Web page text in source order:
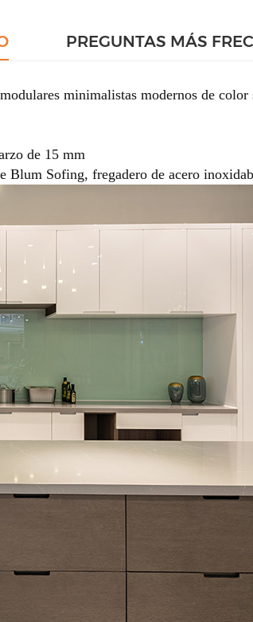
PREGUNTAS MÁS
minimalistas modernos de
de 15 mm
Blum Sofing, fregadero de acero